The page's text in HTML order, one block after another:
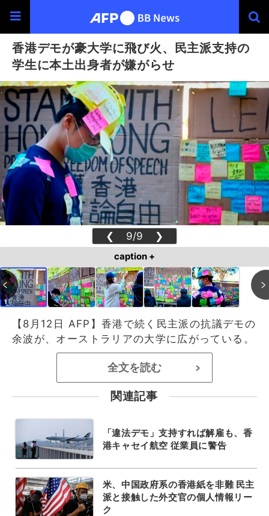
香港デモが豪大学に飛び火、民主派支持の
学生に本土出身者が嫌がらせ
❮ 9/9 ❯
caption +
【8月12日 AFP】香港で続く民主派の抗議デモの
余波が、オーストラリアの大学に広がっている。
全文を読む >
関連記事
「違法デモ」支持すれば解雇も、香
港キャセイ航空 従業員に警告
米、中国政府系の香港紙を非難 民主
派と接触した外交官の個人情報リー
ク